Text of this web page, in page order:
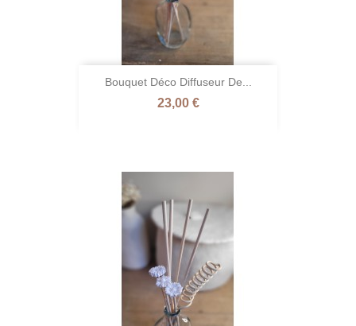
Bouquet Déco Diffuseur De...
Prix
23,00 €